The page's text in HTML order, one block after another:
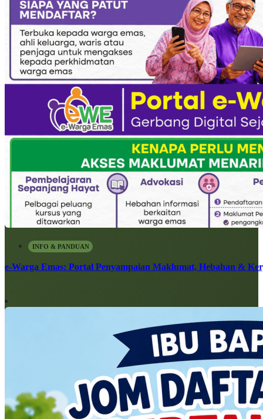
INFO & PANDUAN
e-Warga Emas: Portal Penyampaian Maklumat, Hebahan &